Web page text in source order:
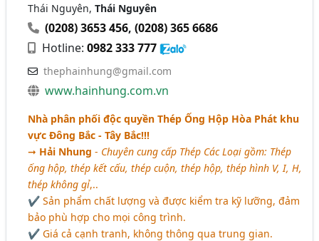
Thái Nguyên,Thái Nguyên
(0208) 3653 456,(0208) 365 6686
Hotline:0982 333 777
thephainhung@gmail.com
www.hainhung.com.vn
Nhà phân phối độc quyền Thép Ống Hộp Hòa Phát khu
vực Đông Bắc - Tây Bắc!!!
➞ Hải Nhung - Chuyên cung cấp Thép Các Loại gồm: Thép
ống hộp, thép kết cấu, thép cuộn, thép hộp, thép hình V, I, H,
thép không gỉ,..
✔ Sản phẩm chất lượng và được kiểm tra kỹ lưỡng, đảm
bảo phù hợp cho mọi công trình.
✔ Giá cả cạnh tranh, không thông qua trung gian.